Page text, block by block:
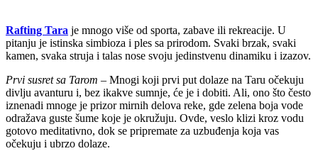
Rafting Tara je mnogo više od sporta, zabave ili rekreacije. U
pitanju je istinska simbioza i ples sa prirodom. Svaki brzak, svaki
kamen, svaka struja i talas nose svoju jedinstvenu dinamiku i izazov.
Prvi susret sa Tarom – Mnogi koji prvi put dolaze na Taru očekuju
divlju avanturu i, bez ikakve sumnje, će je i dobiti. Ali, ono što često
iznenadi mnoge je prizor mirnih delova reke, gde zelena boja vode
odražava guste šume koje je okružuju. Ovde, veslo klizi kroz vodu
gotovo meditativno, dok se pripremate za uzbuđenja koja vas
očekuju i ubrzo dolaze.